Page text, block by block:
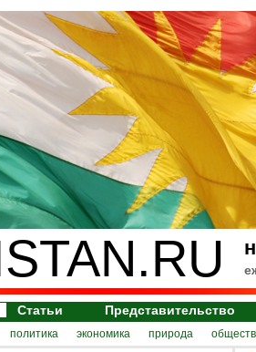
Статьи Представительство
политика экономика природа